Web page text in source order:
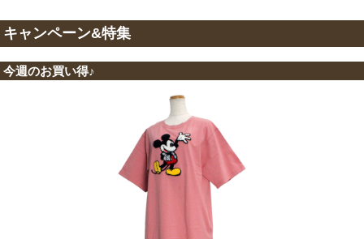
キャンペーン&特集
今週のお買い得♪